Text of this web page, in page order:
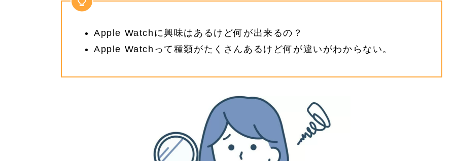
Apple Watchに興味はあるけど何が出来るの？
Apple Watchって種類がたくさんあるけど何が違いがわからない。